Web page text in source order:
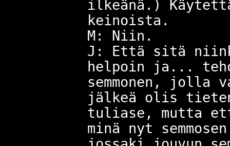
ilkeänä.)
keinoista.
M: Niin.
J: Että sitä
helpoin ja...
semmonen, jolla
jälkeä olis
tuliase, mutta
minä nyt